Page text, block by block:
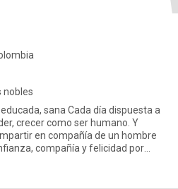
nobles
sana Cada día dispuesta a
crecer como ser humano. Y
en compañía de un hombre
compañía y felicidad por